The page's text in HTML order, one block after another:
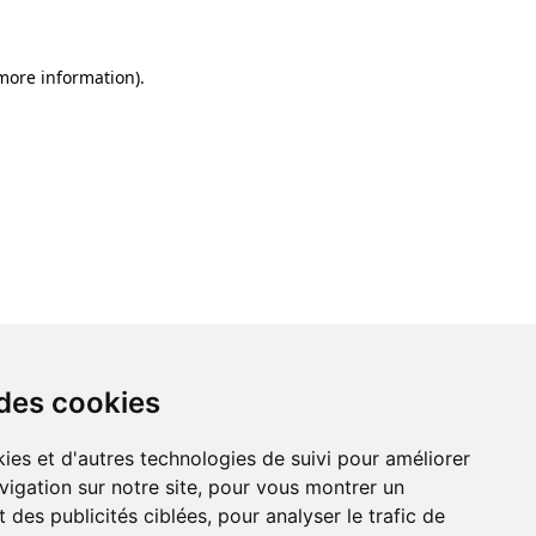
cookies
et d'autres technologies de suivi pour améliorer
sur notre site, pour vous montrer un
des publicités ciblées, pour analyser le trafic de
information).